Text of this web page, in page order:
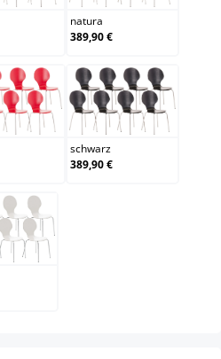
natura
389,90 €
rot schwarz
schwarz
389,90 €
weiß